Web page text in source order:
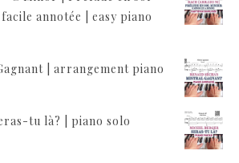
annotée | easy piano
| arrangement piano
tu là? | piano solo